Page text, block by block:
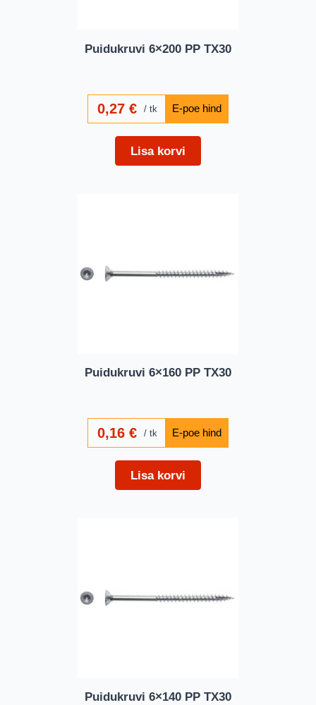
Puidukruvi 6×200 PP TX30
0,27€ tk
Lisa korvi
Puidukruvi 6×160 PP TX30
0,16€ tk
Lisa korvi
Puidukruvi 6×140 PP TX30